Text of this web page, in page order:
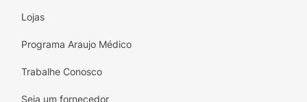
Lojas
Programa Araujo Médico
Trabalhe Conosco
Seja um fornecedor